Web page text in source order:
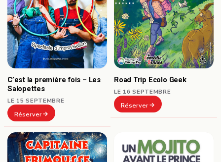
C’est la première fois – Les
Salopettes
LE 15 SEPTEMBRE
Réserver
Road Trip Ecolo Geek
LE 16 SEPTEMBRE
Réserver